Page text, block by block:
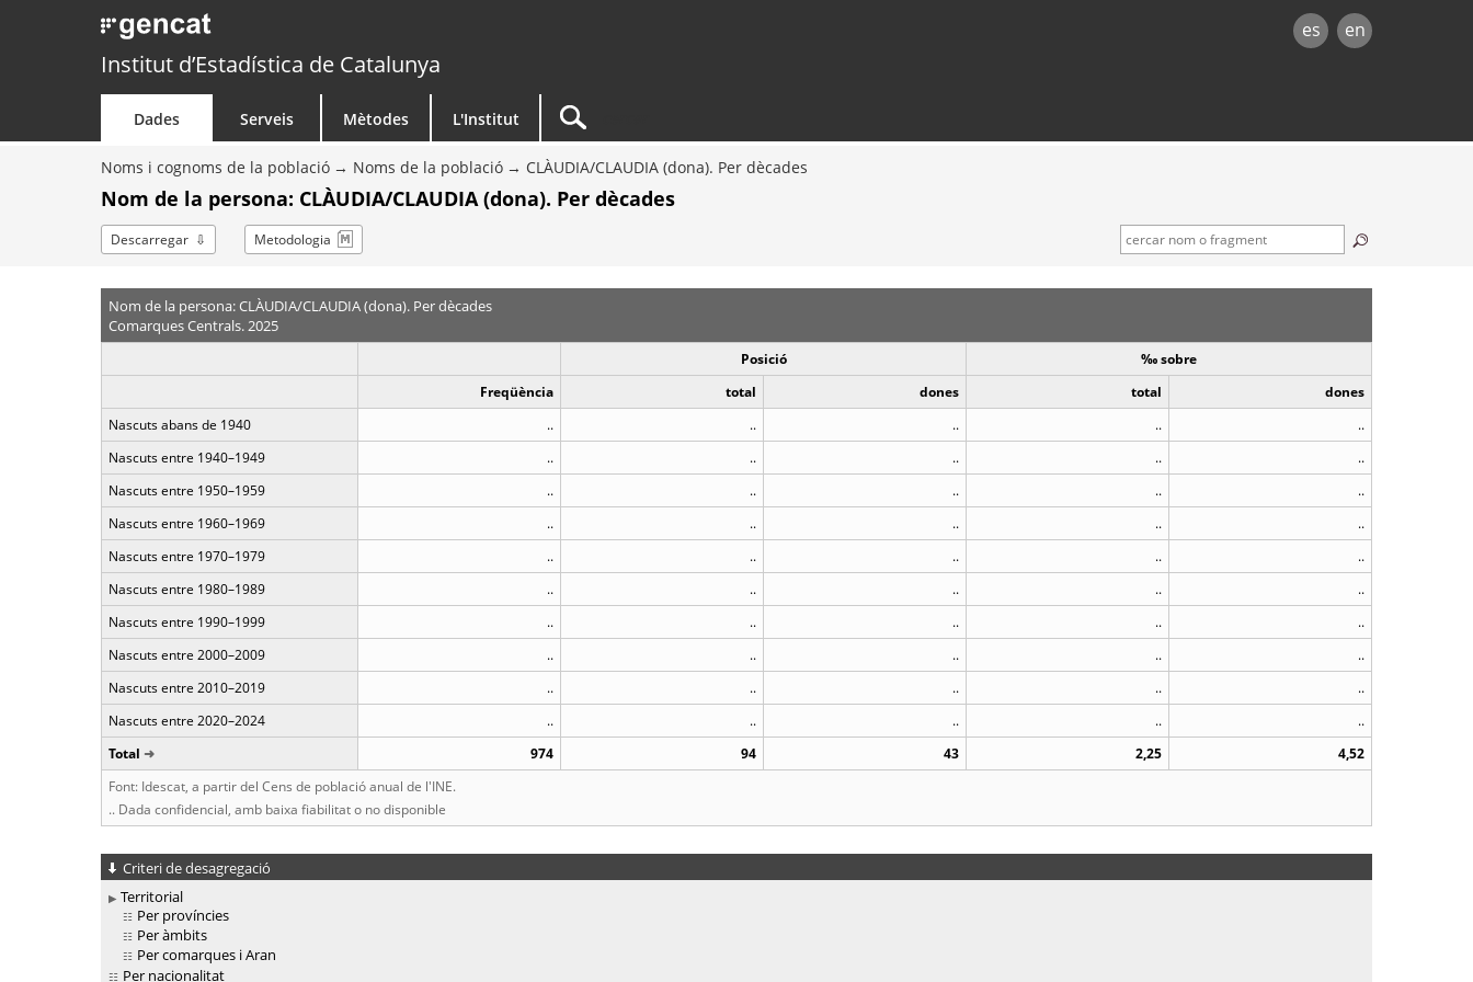
es en
Institut d’Estadística de Catalunya
Dades Serveis Mètodes L'Institut
Noms i cognoms de la població Noms de la població CLÀUDIA/CLAUDIA (dona). Per dècades
Nom de la persona: CLÀUDIA/CLAUDIA (dona). Per dècades
Descarregar Metodologia
Nom de la persona: CLÀUDIA/CLAUDIA (dona). Per dècades
Comarques Centrals. 2025
Posició
‰ sobre
Freqüència
total dones total
dones
Nascuts abans de 1940
.. .. .. ..
..
Nascuts entre 1940–1949
.. .. .. ..
..
Nascuts entre 1950–1959
.. .. .. ..
..
Nascuts entre 1960–1969
.. .. .. ..
..
Nascuts entre 1970–1979
.. .. .. ..
..
Nascuts entre 1980–1989
.. .. .. ..
..
Nascuts entre 1990–1999
.. .. .. ..
..
Nascuts entre 2000–2009
.. .. .. ..
..
Nascuts entre 2010–2019
.. .. .. ..
..
Nascuts entre 2020–2024
.. .. .. ..
..
Total
974 94 43 2,25
4,52
Font: Idescat, a partir del Cens de població anual de l'INE.
.. Dada confidencial, amb baixa fiabilitat o no disponible
Criteri de desagregació
Territorial
Per províncies
Per àmbits
Per comarques i Aran
Per nacionalitat